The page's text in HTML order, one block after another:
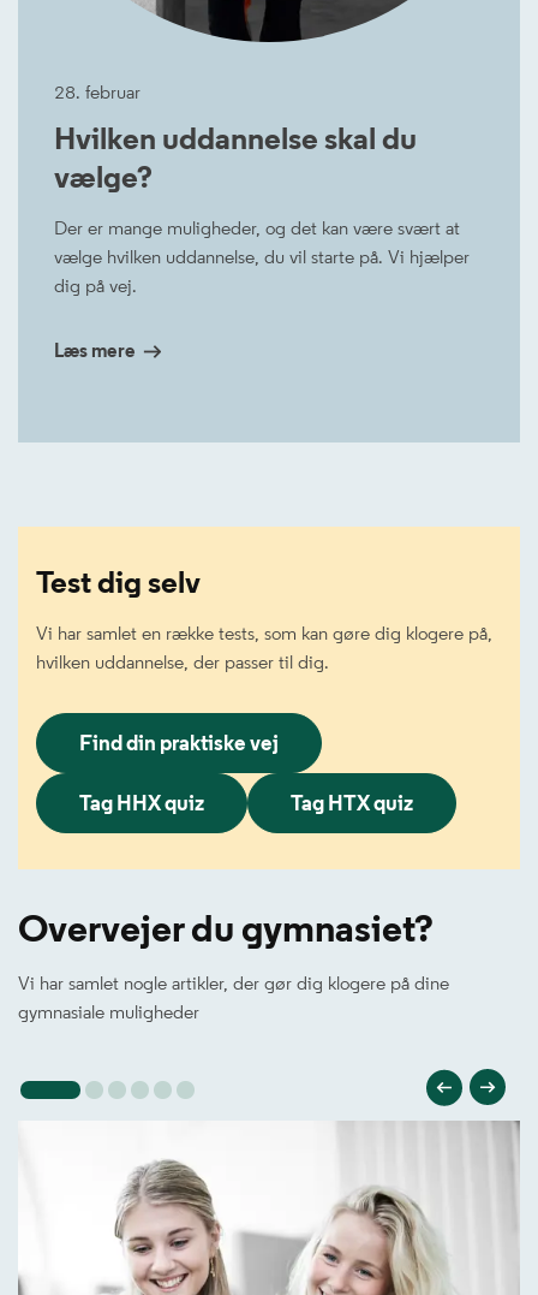
28. februar
Hvilken uddannelse skal du
vælge?
Der er mange muligheder, og det kan være svært at
vælge hvilken uddannelse, du vil starte på. Vi hjælper
dig på vej.
Læs mere
Test dig selv
Vi har samlet en række tests, som kan gøre dig klogere på,
hvilken uddannelse, der passer til dig.
Find din praktiske vej
Tag HHX quiz Tag HTX quiz
Overvejer du gymnasiet?
Vi har samlet nogle artikler, der gør dig klogere på dine
gymnasiale muligheder